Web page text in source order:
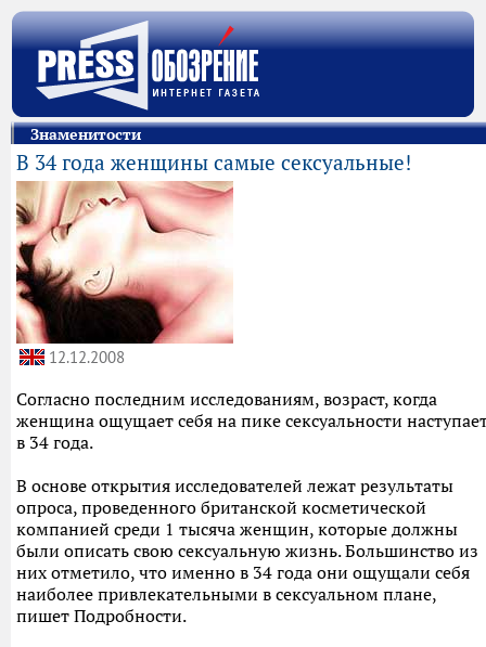
Знаменитости
В 34 года женщины самые сексуальные!
12.12.2008
Согласно последним исследованиям, возраст, когда
женщина ощущает себя на пике сексуальности
в 34 года.
В основе открытия исследователей лежат результаты
опроса, проведенного британской косметической
компанией среди 1 тысяча женщин, которые должны
были описать свою сексуальную жизнь. Большинство из
них отметило, что именно в 34 года они ощущали себя
наиболее привлекательными в сексуальном плане,
пишет Подробности.